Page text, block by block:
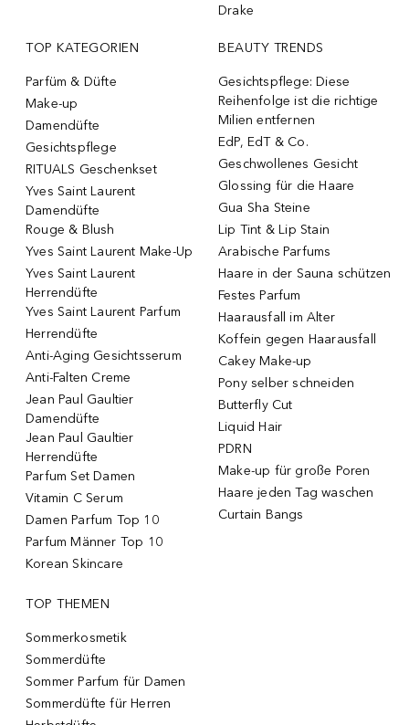
Drake
TOP KATEGORIEN
Parfüm & Düfte
Make-up
Damendüfte
Gesichtspflege
RITUALS Geschenkset
Yves Saint Laurent
Damendüfte
Rouge & Blush
Yves Saint Laurent Make-Up
Yves Saint Laurent
Herrendüfte
Yves Saint Laurent Parfum
Herrendüfte
Anti-Aging Gesichtsserum
Anti-Falten Creme
Jean Paul Gaultier
Damendüfte
Jean Paul Gaultier
Herrendüfte
Parfum Set Damen
Vitamin C Serum
Damen Parfum Top 10
Parfum Männer Top 10
Korean Skincare
BEAUTY TRENDS
Gesichtspflege: Diese
Reihenfolge ist die richtige
Milien entfernen
EdP, EdT & Co.
Geschwollenes Gesicht
Glossing für die Haare
Gua Sha Steine
Lip Tint & Lip Stain
Arabische Parfums
Haare in der Sauna schützen
Festes Parfum
Haarausfall im Alter
Koffein gegen Haarausfall
Cakey Make-up
Pony selber schneiden
Butterfly Cut
Liquid Hair
PDRN
Make-up für große Poren
Haare jeden Tag waschen
Curtain Bangs
TOP THEMEN
Sommerkosmetik
Sommerdüfte
Sommer Parfum für Damen
Sommerdüfte für Herren